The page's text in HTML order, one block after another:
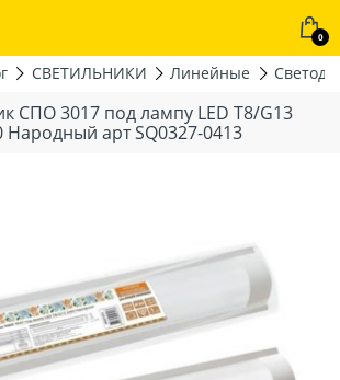
0
СВЕТИЛЬНИКИ Линейные
СПО 3017 под лампу LED Т8/G13
Народный арт SQ0327-0413